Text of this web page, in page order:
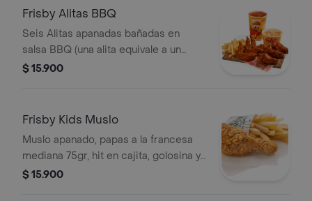
Frisby Alitas BBQ
Seis Alitas apanadas bañadas en
salsa BBQ (una alita equivale a un
trozo de ala), francesa mediana (75gr),
$ 15.900
Frisby Kids Muslo
Muslo apanado, papas a la francesa
mediana 75gr, hit en cajita, golosina y
un divertido juguete.
$ 15.900